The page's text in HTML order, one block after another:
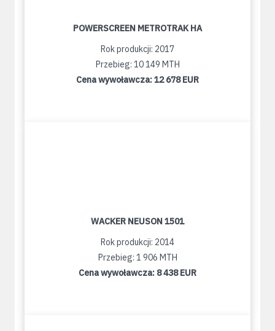
POWERSCREEN METROTRAK HA
Rok produkcji: 2017
Przebieg: 10 149 MTH
Cena wywoławcza:12 678 EUR
WACKER NEUSON 1501
Rok produkcji: 2014
Przebieg: 1 906 MTH
Cena wywoławcza: 8 438 EUR